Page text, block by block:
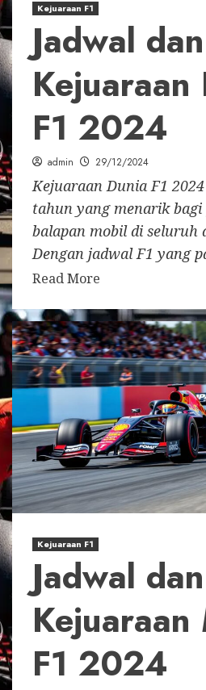
Kejuaraan F1
Jadwal
Kejuaraan
F1 2024
admin 29/12/2024
Kejuaraan Dunia F1
tahun yang menarik bagi
balapan mobil di seluruh
Dengan jadwal F1 yang
Read More
Kejuaraan F1
Jadwal
Kejuaraan
F1 2024